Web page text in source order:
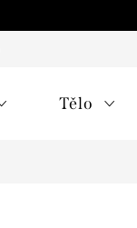
Tělo